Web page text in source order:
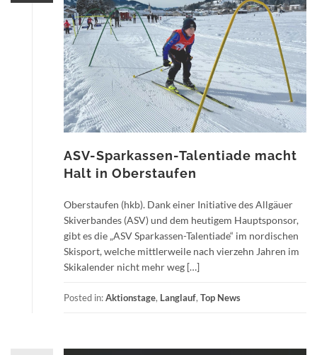
ASV-Sparkassen-Talentiade macht
Halt in Oberstaufen
Oberstaufen (hkb). Dank einer Initiative des Allgäuer
Skiverbandes (ASV) und dem heutigem Hauptsponsor,
gibt es die „ASV Sparkassen-Talentiade“ im nordischen
Skisport, welche mittlerweile nach vierzehn Jahren im
Skikalender nicht mehr weg […]
Posted in:Aktionstage, Langlauf, Top News